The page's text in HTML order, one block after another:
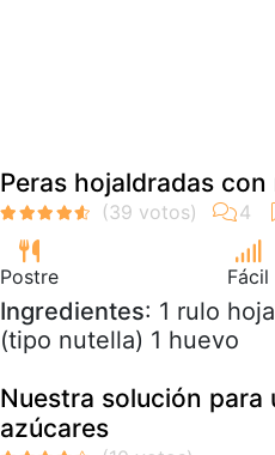
Peras hojaldradas con
Postre Fácil
Ingredientes: 1 rulo
(tipo nutella) 1 huevo
Nuestra solución para
azúcares